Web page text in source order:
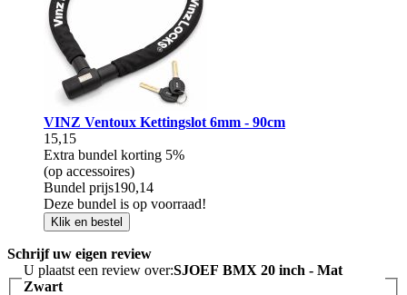
VINZ Ventoux Kettingslot 6mm - 90cm
15,15
Extra bundel korting 5%
(op accessoires)
Bundel prijs190,14
Deze bundel is op voorraad!
Klik en bestel
Schrijf uw eigen review
U plaatst een review over:SJOEF BMX 20 inch - Mat
Zwart